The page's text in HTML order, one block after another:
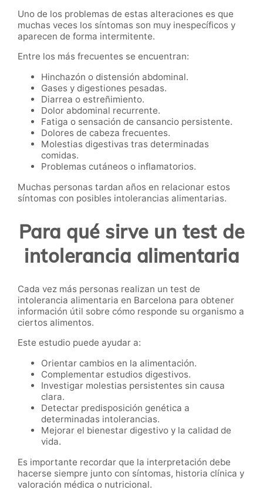
Uno de los problemas de estas alteraciones es que
muchas veces los síntomas son muy inespecíficos y
aparecen de forma intermitente.
Entre los más frecuentes se encuentran:
Hinchazón o distensión abdominal.
Gases y digestiones pesadas.
Diarrea o estreñimiento.
Dolor abdominal recurrente.
Fatiga o sensación de cansancio persistente.
Dolores de cabeza frecuentes.
Molestias digestivas tras determinadas
comidas.
Problemas cutáneos o inflamatorios.
Muchas personas tardan años en relacionar estos
síntomas con posibles intolerancias alimentarias.
Para qué sirve un test de
intolerancia alimentaria
Cada vez más personas realizan un test de
intolerancia alimentaria en Barcelona para obtener
información útil sobre cómo responde su organismo a
ciertos alimentos.
Este estudio puede ayudar a:
Orientar cambios en la alimentación.
Complementar estudios digestivos.
Investigar molestias persistentes sin causa
clara.
Detectar predisposición genética a
determinadas intolerancias.
Mejorar el bienestar digestivo y la calidad de
vida.
Es importante recordar que la interpretación debe
hacerse siempre junto con síntomas, historia clínica y
valoración médica o nutricional.